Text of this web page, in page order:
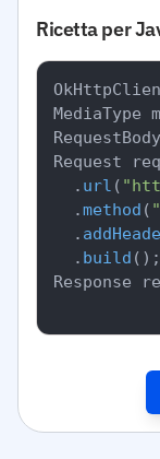
Ricetta per
MediaType
Request
		.
url (
		.
method (
		.
		.
build ();
Response